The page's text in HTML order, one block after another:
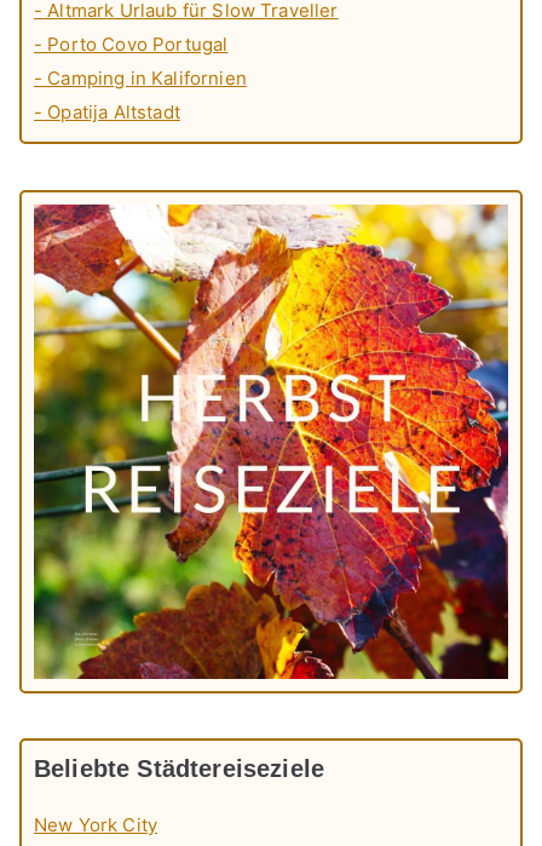
- Altmark Urlaub für Slow Traveller
- Porto Covo Portugal
- Camping in Kalifornien
- Opatija Altstadt
Beliebte Städtereiseziele
New York City